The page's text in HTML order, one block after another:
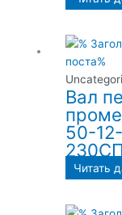
Вал
50-12-
230СП
Читать